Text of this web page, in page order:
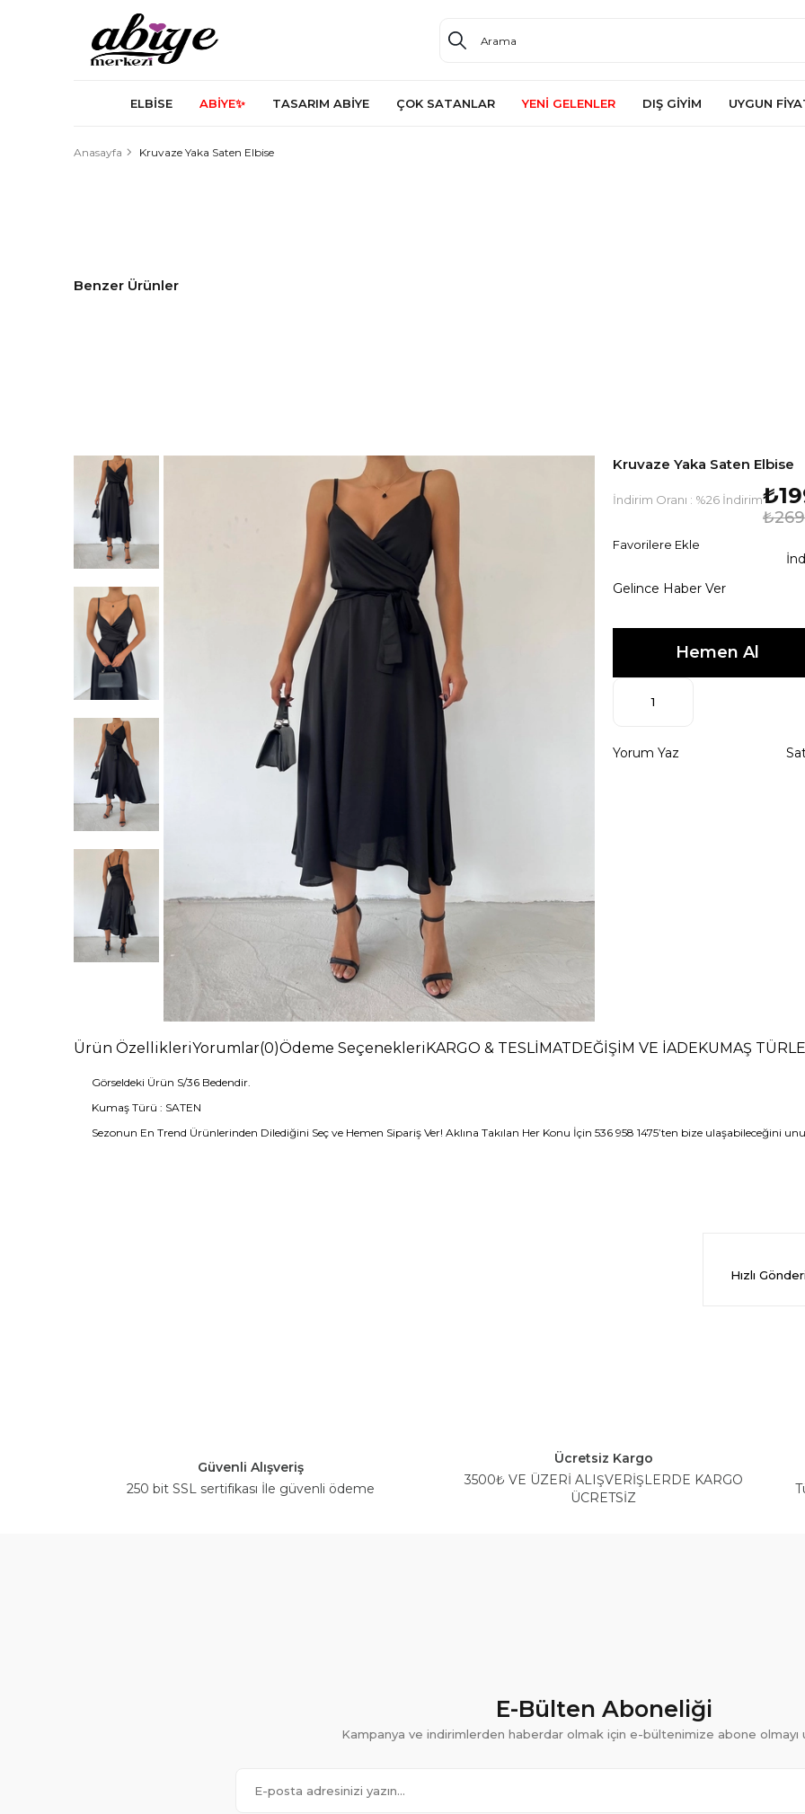
ELBİSE ABİYE✨ TASARIM ABİYE ÇOK SATANLAR YENİ GELENLER DIŞ GİYİM UYGUN
Anasayfa Kruvaze Yaka Saten Elbise
Benzer Ürünler
Kruvaze Yaka Saten Elbise
İndirim Oranı : %26 İndirim
Favorilere Ekle
Gelince Haber Ver
Yorum Yaz
Ürün ÖzellikleriYorumlar(0)Ödeme Seçenekleri KARGO & TESLİMAT DEĞİŞİM VE İADE KUMAŞ
Görseldeki Ürün S/36 Bedendir.
Kumaş Türü : SATEN
Sezonun En Trend Ürünlerinden Dilediğini Seç ve Hemen Sipariş Ver! Aklına Takılan Her Konu İçin 536 958 1475’ten bize ulaşabileceğini
Hızlı
Güvenli Alışveriş
250 bit SSL sertifikası İle güvenli ödeme
Ücretsiz Kargo
3500₺ VE ÜZERİ ALIŞVERİŞLERDE KARGO
ÜCRETSİZ
E-Bülten Aboneliği
Kampanya ve indirimlerden haberdar olmak için e-bültenimize abone olmayı